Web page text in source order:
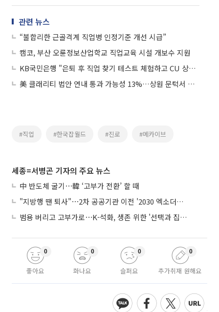
관련 뉴스
“불합리한 근골격계 직업병 인정기준 개선 시급”
캠코, 부산 오륜정보산업학교 직업교육 시설 개보수 지원
KB국민은행 "은퇴 후 직업 찾기 테스트 체험하고 CU 상품권 받으세요"
美 클래리티 법안 연내 통과 가능성 13%…상원 문턱서 제동
#직업 #한국잡월드 #진로 #메카이브
세종=서병곤 기자의 주요 뉴스
中 반도체 굴기⋯韓 ‘고부가 전환’ 할 때
"지방행 땐 퇴사"⋯2차 공공기관 이전 '2030 엑소더스' 뇌관
범용 버리고 고부가로⋯K-석화, 생존 위한 '선택과 집중'
좋아요
0
화나요
0
슬퍼요
0
추가취재 원해요
0